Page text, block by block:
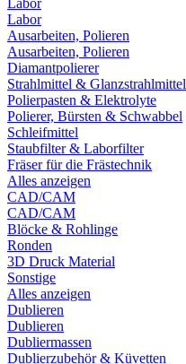
Labor
Labor
Ausarbeiten, Polieren
Ausarbeiten, Polieren
Diamantpolierer
Strahlmittel & Glanzstrahlmittel
Polierpasten & Elektrolyte
Polierer, Bürsten & Schwabbel
Schleifmittel
Staubfilter & Laborfilter
Fräser für die Frästechnik
Alles anzeigen
CAD/CAM
CAD/CAM
Blöcke & Rohlinge
Ronden
3D Druck Material
Sonstige
Alles anzeigen
Dublieren
Dublieren
Dubliermassen
Dublierzubehör & Küvetten